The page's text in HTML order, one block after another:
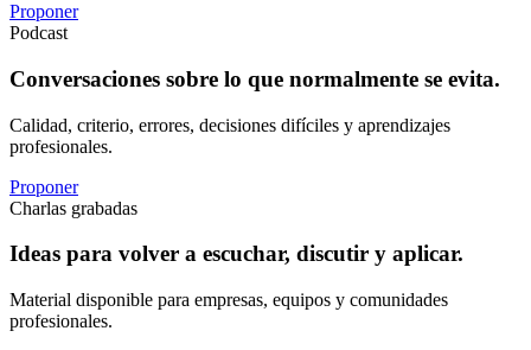
Proponer
Podcast
Conversaciones sobre lo que normalmente se evita.
Calidad, criterio, errores, decisiones difíciles y aprendizajes
profesionales.
Proponer
Charlas grabadas
Ideas para volver a escuchar, discutir y aplicar.
Material disponible para empresas, equipos y comunidades
profesionales.